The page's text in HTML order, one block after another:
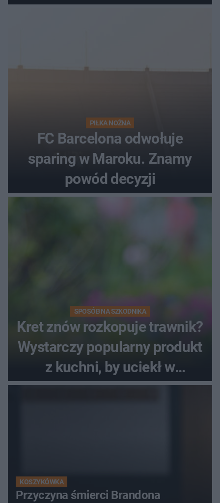
PIŁKA NOŻNA
FC Barcelona odwołuje
sparing w Maroku. Znamy
powód decyzji
SPOSÓB NA SZKODNIKA
Kret znów rozkopuje trawnik?
Wystarczy popularny produkt
z kuchni, by uciekł w
popłochu
KOSZYKÓWKA
Przyczyna śmierci Brandona